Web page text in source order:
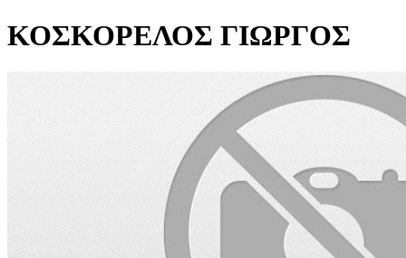
ΚΟΣΚΟΡΕΛΟΣ ΓΙΩΡΓΟΣ